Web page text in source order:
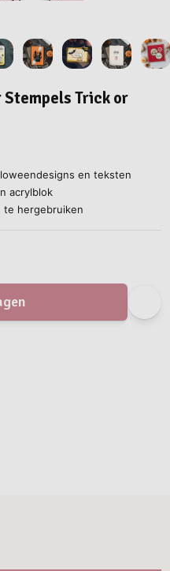
Stempels Trick or
en teksten
acrylblok
te hergebruiken